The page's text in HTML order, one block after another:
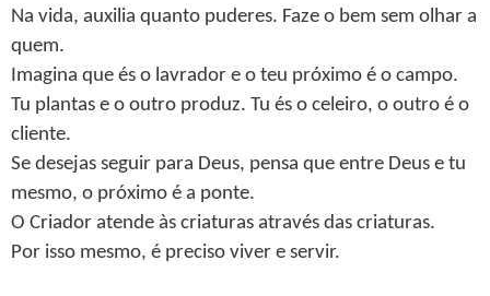
Na vida, auxilia quanto puderes. Faze o bem sem olhar a
quem.
Imagina que és o lavrador e o teu próximo é o campo.
Tu plantas e o outro produz. Tu és o celeiro, o outro é o
cliente.
Se desejas seguir para Deus, pensa que entre Deus e tu
mesmo, o próximo é a ponte.
O Criador atende às criaturas através das criaturas.
Por isso mesmo, é preciso viver e servir.